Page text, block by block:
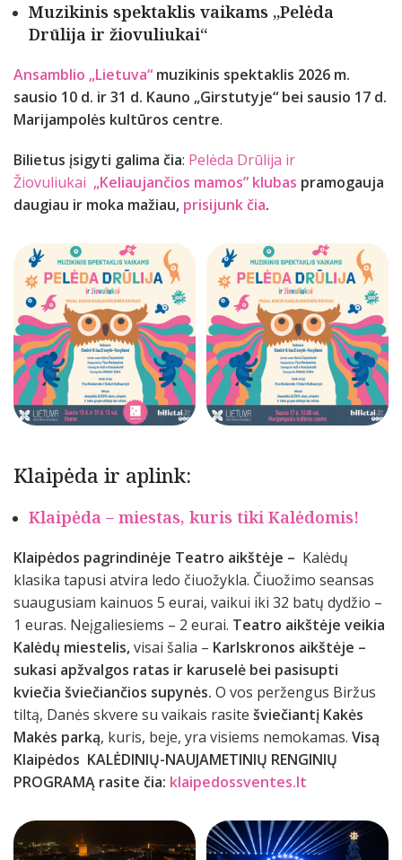
Muzikinis spektaklis vaikams „Pelėda
Drūlija ir žiovuliukai“
Ansamblio „Lietuva“ muzikinis spektaklis 2026 m.
sausio 10 d. ir 31 d. Kauno „Girstutyje“ bei sausio 17 d.
Marijampolės kultūros centre.
Bilietus įsigyti galima čia: Pelėda Drūlija ir
Žiovuliukai „Keliaujančios mamos” klubas pramogauja
daugiau ir moka mažiau, prisijunk čia.
Klaipėda ir aplink:
Klaipėda – miestas, kuris tiki Kalėdomis!
Klaipėdos pagrindinėje Teatro aikštėje – Kalėdų
klasika tapusi atvira ledo čiuožykla. Čiuožimo seansas
suaugusiam kainuos 5 eurai, vaikui iki 32 batų dydžio –
1 euras. Neįgaliesiems – 2 eurai. Teatro aikštėje veikia
Kalėdų miestelis,visai šalia – Karlskronos aikštėje –
sukasi apžvalgos ratas ir karuselė bei pasisupti
kviečia šviečiančios supynės. O vos peržengus Biržus
tiltą, Danės skvere su vaikais rasite šviečiantį Kakės
Makės parką, kuris, beje, yra visiems nemokamas. Visą
Klaipėdos KALĖDINIŲ-NAUJAMETINIŲ RENGINIŲ
PROGRAMĄ rasite čia: klaipedossventes.lt